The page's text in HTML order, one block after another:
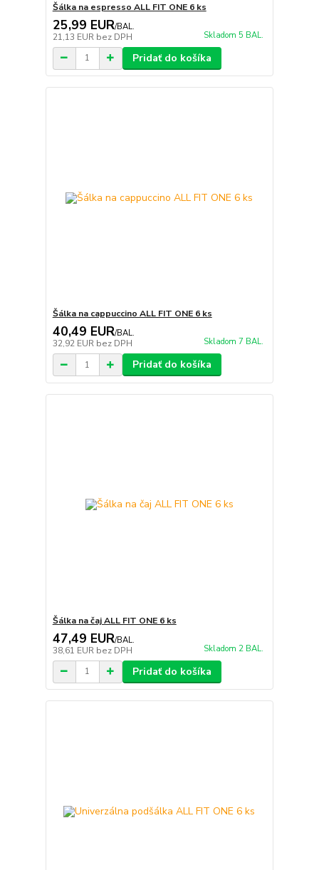
Šálka na espresso ALL FIT ONE 6 ks
25,99 EUR/BAL.
21,13 EUR bez DPH Skladom 5 BAL.
Pridať do košíka
Šálka na cappuccino ALL FIT ONE 6 ks
40,49 EUR/BAL.
32,92 EUR bez DPH Skladom 7 BAL.
Pridať do košíka
Šálka na čaj ALL FIT ONE 6 ks
47,49 EUR/BAL.
38,61 EUR bez DPH Skladom 2 BAL.
Pridať do košíka